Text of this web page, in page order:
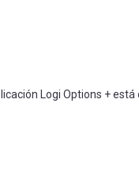
Logi Options +